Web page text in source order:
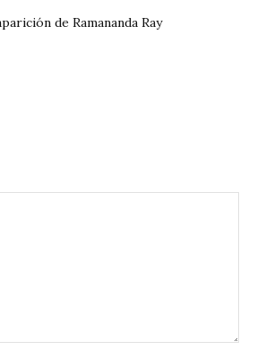
de Ramananda Ray